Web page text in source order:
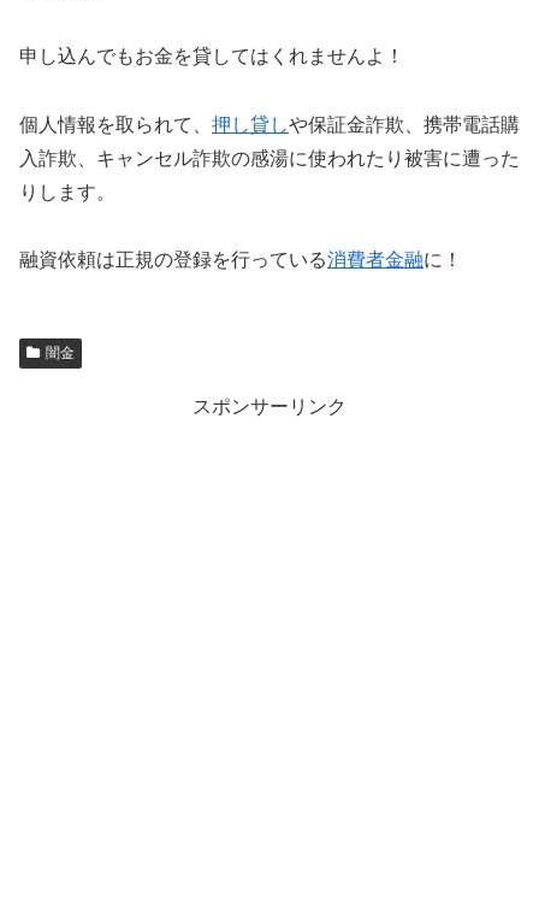
申し込んでもお金を貸してはくれませんよ！
個人情報を取られて、 押し貸しや保証金詐欺、携帯電話購
入詐欺、キャンセル詐欺の感湯に使われたり被害に遭った
りします。
融資依頼は正規の登録を行っている消費者金融に！
闇金
スポンサーリンク